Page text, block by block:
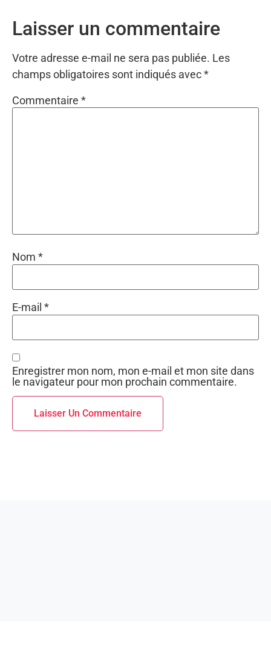
Laisser un commentaire
Votre adresse e-mail ne sera pas publiée. Les
champs obligatoires sont indiqués avec*
Commentaire *
Nom *
E-mail *
Enregistrer mon nom, mon e-mail et mon site dans
le navigateur pour mon prochain commentaire.